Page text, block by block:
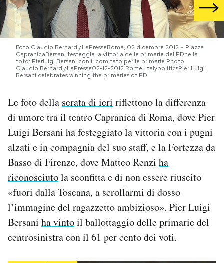
NEWSLETTER
I MIEI PREFERITI
AREA PERSONALE
Area Personale
Newsletter
Notifiche mobile
Regala il Post
Foto Claudio Bernardi/LaPresseRoma, 02 dicembre 2012 – Piazza
CapranicaBersani festeggia la vittoria delle primarie del PDnella
foto: Pierluigi Bersani con il comitato per le primarie Photo
Claudio Bernardi/LaPresse02-12-2012 Rome, ItalypoliticsPier Luigi
Bersani celebrates winning the primaries of PD
Le foto della serata di ieri riflettono la differenza
di umore tra il teatro Capranica di Roma, dove Pier
Luigi Bersani ha festeggiato la vittoria con i pugni
alzati e in compagnia del suo staff, e la Fortezza da
Basso di Firenze, dove Matteo Renzi ha
riconosciutola sconfitta e di non essere riuscito
«fuori dalla Toscana, a scrollarmi di dosso
l’immagine del ragazzetto ambizioso». Pier Luigi
Bersani ha vintoil ballottaggio delle primarie del
centrosinistra con il 61 per cento dei voti.